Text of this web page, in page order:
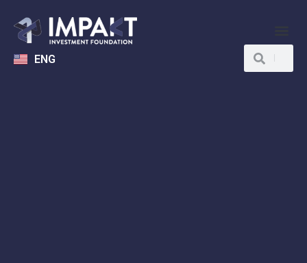
ENG